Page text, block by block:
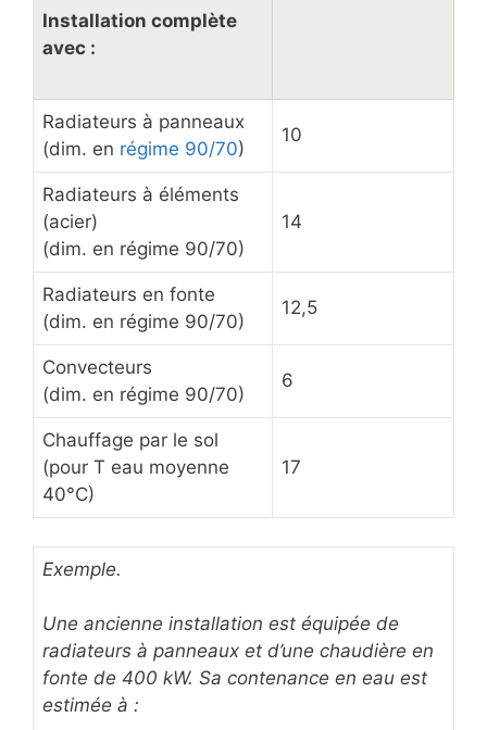
Installation complète
avec :
Radiateurs à panneaux
(dim. en régime 90/70)
10
Radiateurs à éléments
(acier)
(dim. en régime 90/70)
14
Radiateurs en fonte
(dim. en régime 90/70)
12,5
Convecteurs
(dim. en régime 90/70)
6
Chauffage par le sol
(pour T eau moyenne
40°C)
17
Exemple.
Une ancienne installation est équipée de
radiateurs à panneaux et d’une chaudière en
fonte de 400 kW. Sa contenance en eau est
estimée à :